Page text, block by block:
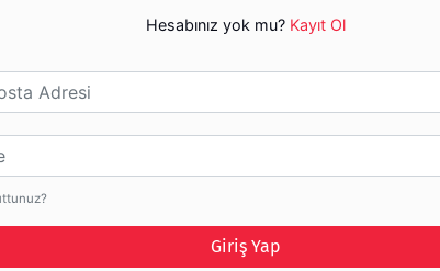
Hesabınız yok mu? Kayıt Ol
Giriş Yap